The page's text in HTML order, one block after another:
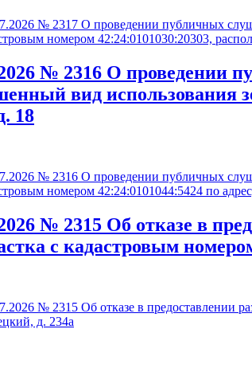
№ 2317 О проведении публичных
номером 42:24:0101030:20303,
№ 2316 О проведении
вид использования
18
№ 2316 О проведении публичных
номером 42:24:0101044:5424 по
№ 2315 Об отказе в
с кадастровым
№ 2315 Об отказе в предоставлении
д. 234а